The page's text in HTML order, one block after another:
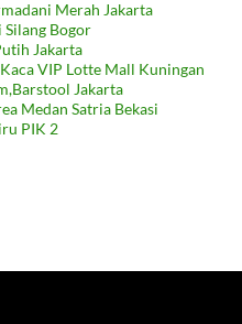
Merah Jakarta
Silang Bogor
Jakarta
VIP Lotte Mall Kuningan
Jakarta
Medan Satria Bekasi
PIK 2